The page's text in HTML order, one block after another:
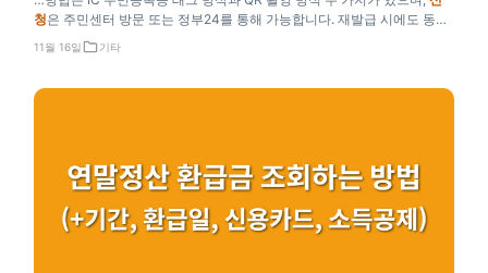
청은 주민센터 방문 또는 정부24를 통해 가능합니다. 재발급 시에도 동일
한 절차를 따르며, 발급 비용은 QR 방식은 무료, IC 방식은 1만원입니다.
QR 인증 방식은 안면인식을 통해 본인 확인이…
11월 16일 기타